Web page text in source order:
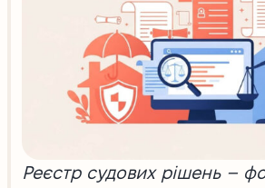
Реєстр судових рішень –